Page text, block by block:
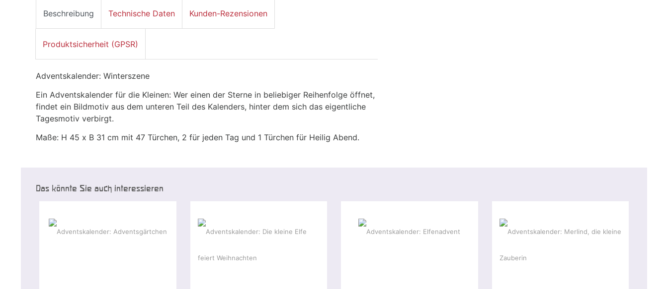
Beschreibung Technische Daten Kunden-Rezensionen
Produktsicherheit (GPSR)
Adventskalender: Winterszene
Ein Adventskalender für die Kleinen: Wer einen der Sterne in beliebiger Reihenfolge öffnet,
findet ein Bildmotiv aus dem unteren Teil des Kalenders, hinter dem sich das eigentliche
Tagesmotiv verbirgt.
Maße: H 45 x B 31 cm mit 47 Türchen, 2 für jeden Tag und 1 Türchen für Heilig Abend.
Das könnte Sie auch interessieren